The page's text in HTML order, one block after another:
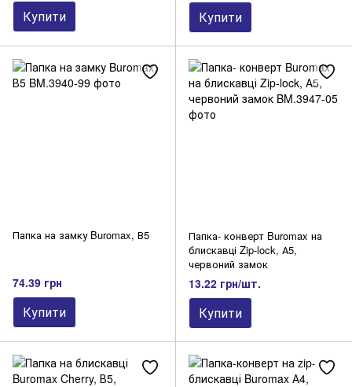
Купити Купити
Папка на замку Buromax, В5
74.39 грн
Купити
Папка- конверт Buromax на
блискавці Zip-lock, А5,
червоний замок
13.22 грн/шт.
Купити